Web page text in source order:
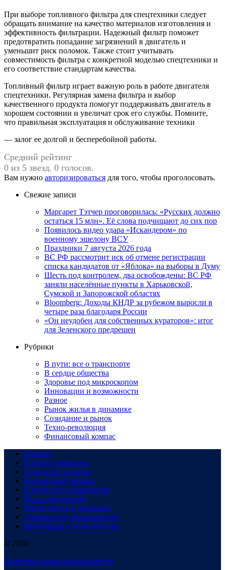
При выборе топливного фильтра для спецтехники следует
обращать внимание на качество материалов изготовления и
эффективность фильтрации. Надежный фильтр поможет
предотвратить попадание загрязнений в двигатель и
уменьшит риск поломок. Также стоит учитывать
совместимость фильтра с конкретной моделью спецтехники и
его соответствие стандартам качества.
Топливный фильтр играет важную роль в работе двигателя
спецтехники. Регулярная замена фильтра и выбор
качественного продукта помогут поддерживать двигатель в
хорошем состоянии и увеличат срок его службы. Помните,
что правильная эксплуатация и обслуживание техники
— залог ее долгой и бесперебойной работы.
Средний рейтинг
0 из 5 звезд. 0 голосов.
Вам нужно авторизироваться для того, чтобы проголосовать.
Свежие записи
Маргарет Тэтчер проговорилась: «Русских должно
остаться 15 млн». Её слова подчищают до сих пор
Появилось видео удара «Искандером» по
военному эшелону ВСУ
Праздники 7 августа 2026 года
ВС РФ рассмотрит иск об отмене регистрации
списка кандидатов от «Яблока» на выборы в Думу
Шесть под контролем, два освобождены: ВС РФ
заняли населённые пункты в Харьковской,
Сумской и Запорожской областях
Bloomberg: Доходы КНДР за рубежом выросли в
четыре раза благодаря России
«Он неудобен для собственных кураторов»: итог
для Зеленского предрешен
Рубрики
В пути: все о транспорте
В сердце общества
Здоровье под микроскопом
Инновации и возможности
Разное
Рынок жилья в динамике
Созидание и рынок
Техно-революция
Финансовый компас
Главная
В сердце общества
Созидание и рынок
Финансовый компас
В пути: все о транспорте
Техно-революция
Рынок жилья в динамике
Здоровье под микроскопом
Инновации и возможности
© 2026
Политика конфиденциальности